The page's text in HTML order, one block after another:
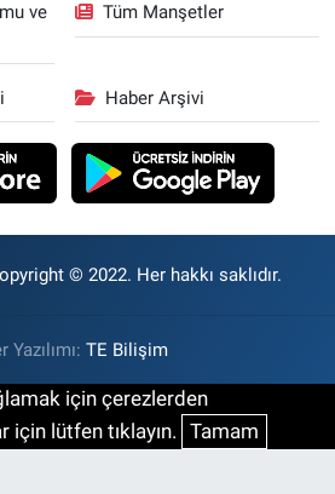
ve
Tüm Manşetler
Haber Arşivi
© 2022. Her hakkı saklıdır.
Yazılımı: TE Bilişim
için çerezlerden
için lütfen tıklayın. Tamam